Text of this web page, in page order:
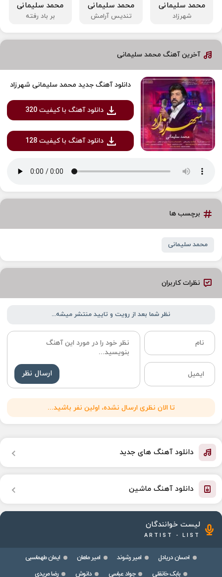
محمد سلیمانی
شهرزاد
محمد سلیمانی
تندیس آرامش
محمد سلیمانی
بر باد رفته
آخرین آهنگ محمد سلیمانی
دانلود آهنگ جدید محمد سلیمانی شهرزاد
دانلود آهنگ با کیفیت 320
دانلود آهنگ با کیفیت 128
برچسب ها
محمد سلیمانی
نظرات کاربران
نظر شما بعد از رویت و تایید منتشر میشه...
ارسال نظر
تا الان نظری ارسال نشده، اولین نفر باشید...
دانلود آهنگ های جدید
دانلود آهنگ ماشین
لیست خوانندگان
ARTIST - LIST
احسان دریادل امیر رشوند امیر ماهان
ایمان طهماسبی
بابک خانقلی
جواد عباسی دانوش رضا مریدی